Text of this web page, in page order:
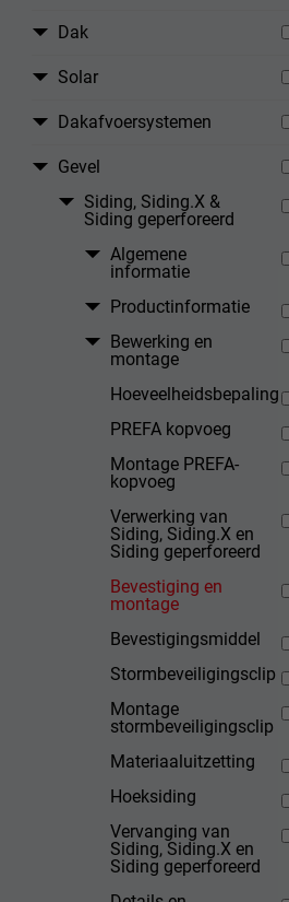
Dak
Solar
Dakafvoersystemen
Gevel
Siding, Siding.X &
Siding geperforeerd
Algemene
informatie
Productinformatie
Bewerking en
montage
Hoeveelheidsbepaling
PREFA kopvoeg
Montage PREFA-
kopvoeg
Verwerking van
Siding, Siding.X en
Siding geperforeerd
Bevestiging en
montage
Bevestigingsmiddel
Stormbeveiligingsclip
Montage
stormbeveiligingsclip
Materiaaluitzetting
Hoeksiding
Vervanging van
Siding, Siding.X en
Siding geperforeerd